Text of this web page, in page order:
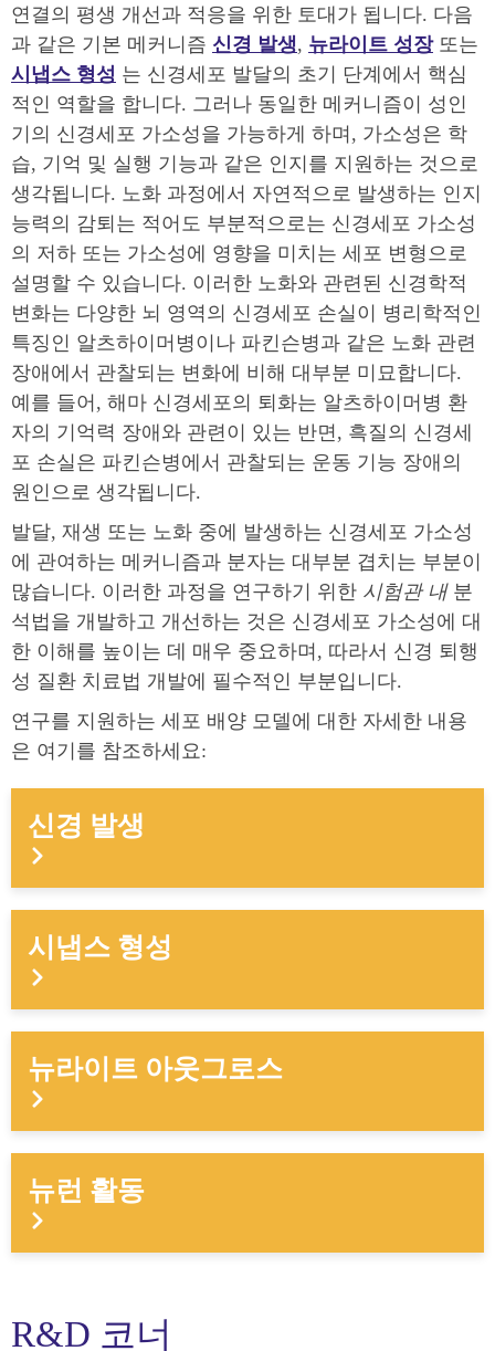
연결의 평생 개선과 적응을 위한 토대가 됩니다. 다음
과 같은 기본 메커니즘 신경 발생, 뉴라이트 성장또는
시냅스 형성 는 신경세포 발달의 초기 단계에서 핵심
적인 역할을 합니다. 그러나 동일한 메커니즘이 성인
기의 신경세포 가소성을 가능하게 하며, 가소성은 학
습, 기억 및 실행 기능과 같은 인지를 지원하는 것으로
생각됩니다. 노화 과정에서 자연적으로 발생하는 인지
능력의 감퇴는 적어도 부분적으로는 신경세포 가소성
의 저하 또는 가소성에 영향을 미치는 세포 변형으로
설명할 수 있습니다. 이러한 노화와 관련된 신경학적
변화는 다양한 뇌 영역의 신경세포 손실이 병리학적인
특징인 알츠하이머병이나 파킨슨병과 같은 노화 관련
장애에서 관찰되는 변화에 비해 대부분 미묘합니다.
예를 들어, 해마 신경세포의 퇴화는 알츠하이머병 환
자의 기억력 장애와 관련이 있는 반면, 흑질의 신경세
포 손실은 파킨슨병에서 관찰되는 운동 기능 장애의
원인으로 생각됩니다.
발달, 재생 또는 노화 중에 발생하는 신경세포 가소성
에 관여하는 메커니즘과 분자는 대부분 겹치는 부분이
많습니다. 이러한 과정을 연구하기 위한 시험관 내분
석법을 개발하고 개선하는 것은 신경세포 가소성에 대
한 이해를 높이는 데 매우 중요하며, 따라서 신경 퇴행
성 질환 치료법 개발에 필수적인 부분입니다.
연구를 지원하는 세포 배양 모델에 대한 자세한 내용
은 여기를 참조하세요:
신경 발생
시냅스 형성
뉴라이트 아웃그로스
뉴런 활동
R&D 코너